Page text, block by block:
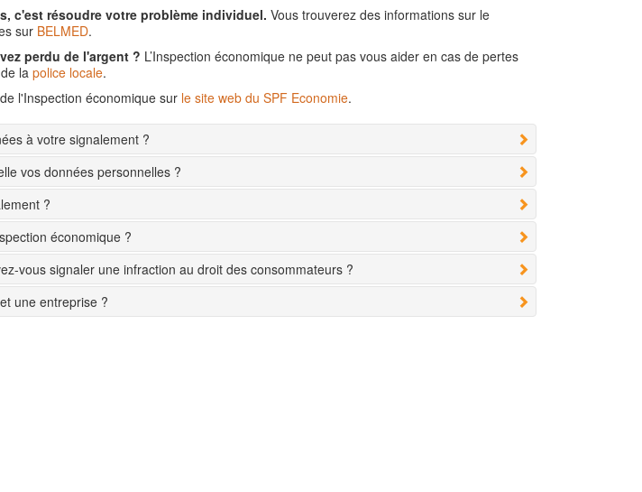
c'est résoudre votre problème individuel. Vous trouverez des informations sur le
sur BELMED.
perdu de l'argent ? L’Inspection économique ne peut pas vous aider en cas de pertes
la police locale.
l'Inspection économique sur le site web du SPF Economie.
à votre signalement ?
vos données personnelles ?
?
économique ?
vous signaler une infraction au droit des consommateurs ?
une entreprise ?